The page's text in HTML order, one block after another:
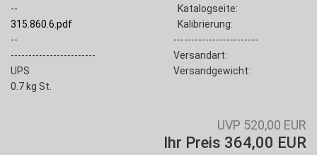
--
Katalogseite:
315.860.6.pdf
Kalibrierung:
--
------------------------
------------------------
Versandart:
UPS
Versandgewicht:
0.7 kg St.
UVP 520,00 EUR
Ihr Preis 364,00 EUR